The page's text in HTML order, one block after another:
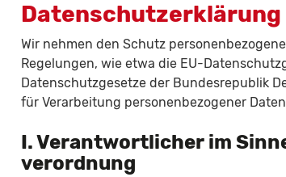
Datenschutzerklärung
Wir nehmen den Schutz
Regelungen, wie etwa die EU-
Datenschutzgesetze der Bundesrepublik
für Verarbeitung personenbezogener
I. Verantwortlicher im
verordnung